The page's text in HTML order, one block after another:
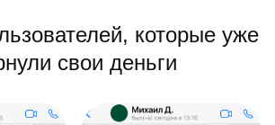
которые уже
свои деньги